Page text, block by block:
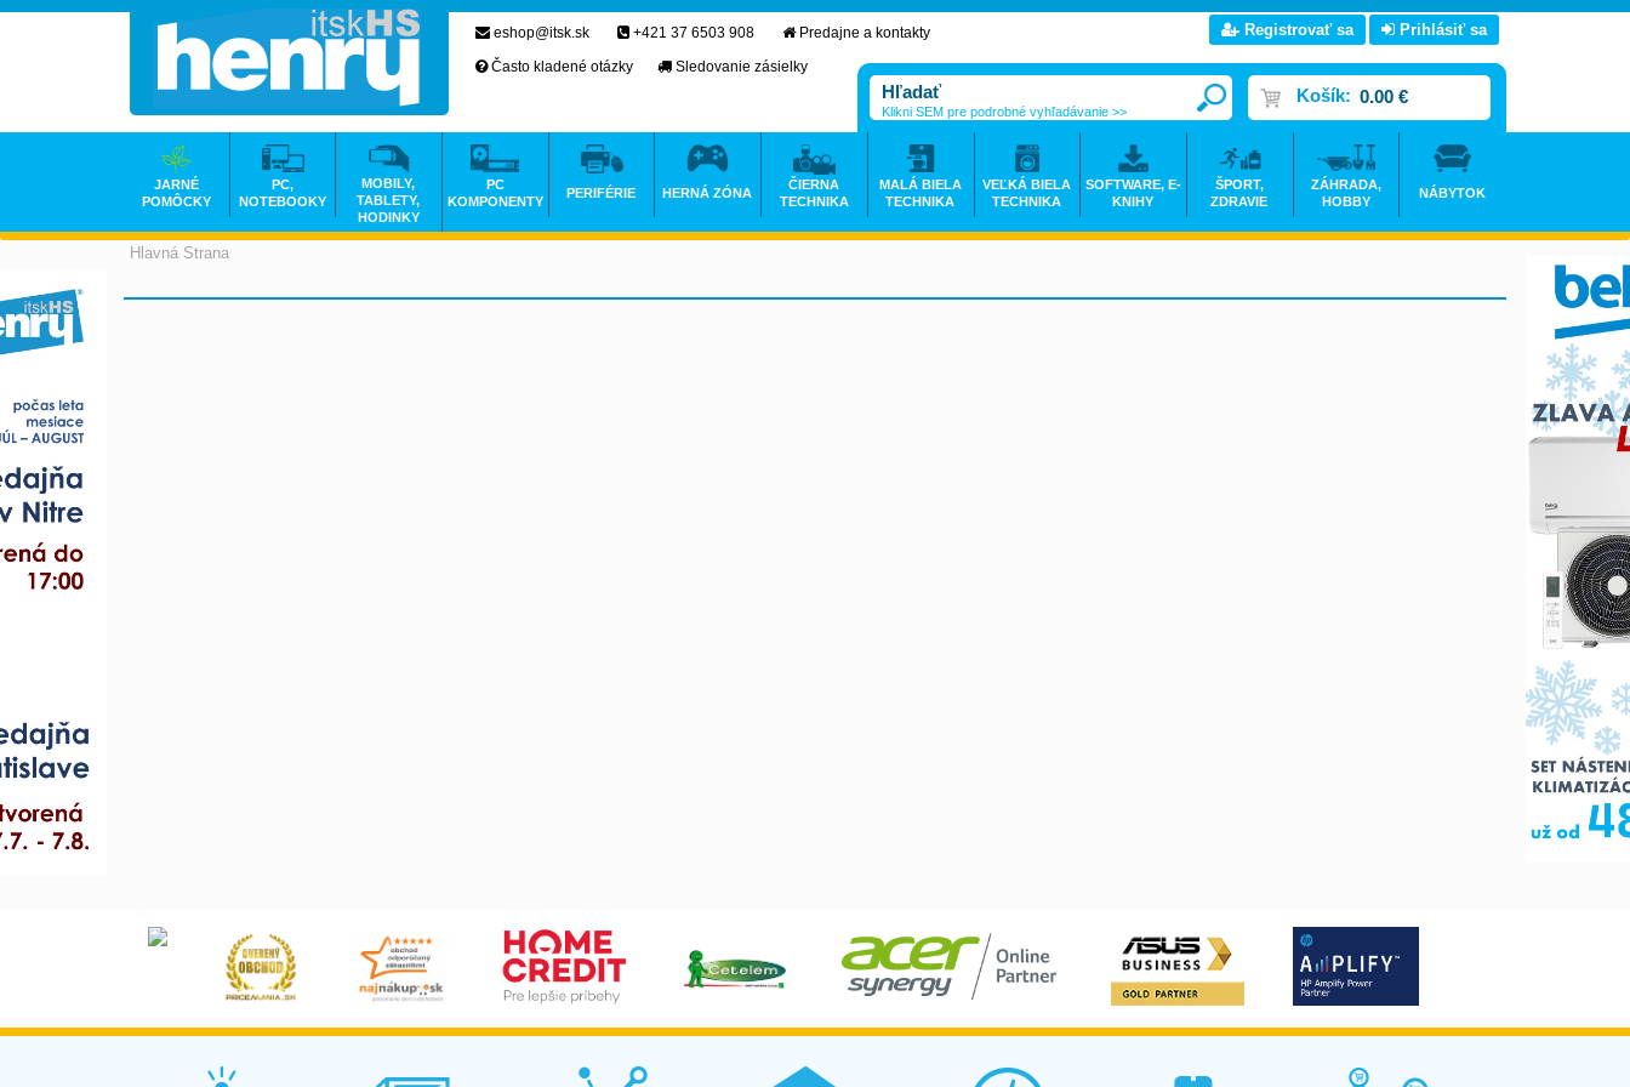
Hlavná Strana
eshop@itsk.sk +421 37 6503 908
Predajne a kontakty
Často kladené otázky
Sledovanie zásielky
Registrovať sa Prihlásiť sa
Košík: 0.00 €
Klikni SEM pre podrobné vyhľadávanie >>
JARNÉ
POMÔCKY
PC,
NOTEBOOKY
MOBILY,
TABLETY,
HODINKY
PC
KOMPONENTY
PERIFÉRIE HERNÁ ZÓNA
ČIERNA
TECHNIKA
MALÁ BIELA
TECHNIKA
VEĽKÁ BIELA
TECHNIKA
SOFTWARE, E-
KNIHY
ŠPORT,
ZDRAVIE
ZÁHRADA,
HOBBY
NÁBYTOK